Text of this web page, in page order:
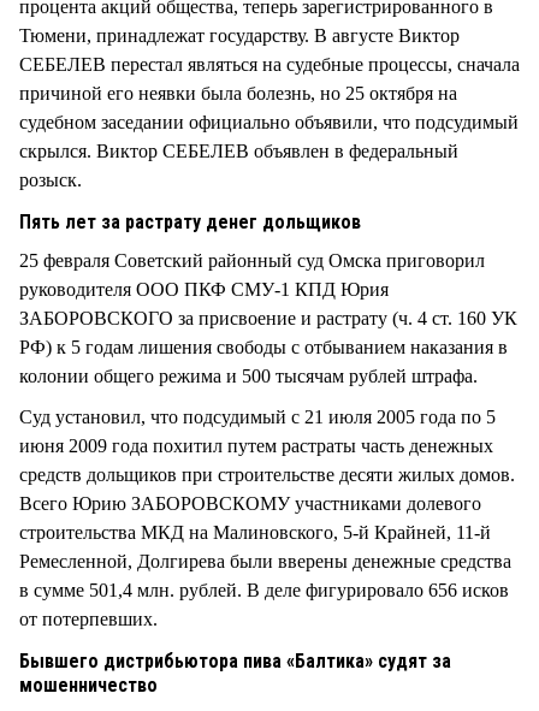
процента акций общества, теперь зарегистрированного в
Тюмени, принадлежат государству. В августе Виктор
СЕБЕЛЕВ перестал являться на судебные процессы, сначала
причиной его неявки была болезнь, но 25 октября на
судебном заседании официально объявили, что подсудимый
скрылся. Виктор СЕБЕЛЕВ объявлен в федеральный
розыск.
Пять лет за растрату денег дольщиков
25 февраля Советский районный суд Омска приговорил
руководителя ООО ПКФ СМУ-1 КПД Юрия
ЗАБОРОВСКОГО за присвоение и растрату (ч. 4 ст. 160 УК
РФ) к 5 годам лишения свободы с отбыванием наказания в
колонии общего режима и 500 тысячам рублей штрафа.
Суд установил, что подсудимый с 21 июля 2005 года по 5
июня 2009 года похитил путем растраты часть денежных
средств дольщиков при строительстве десяти жилых домов.
Всего Юрию ЗАБОРОВСКОМУ участниками долевого
строительства МКД на Малиновского, 5-й Крайней, 11-й
Ремесленной, Долгирева были вверены денежные средства
в сумме 501,4 млн. рублей. В деле фигурировало 656 исков
от потерпевших.
Бывшего дистрибьютора пива «Балтика» судят за
мошенничество